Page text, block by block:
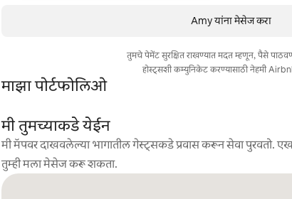
Amy यांना मेसेज करा
तुमचे पेमेंट सुरक्षित राखण्यात मदत म्हणून, पैसे
होस्ट्सशी कम्युनिकेट करण्यासाठी नेहमी
माझा पोर्टफोलिओ
मी तुमच्याकडे येईन
मी मॅपवर दाखवलेल्या भागातील गेस्ट्सकडे प्रवास करून सेवा पुरवतो.
तुम्ही मला मेसेज करू शकता.